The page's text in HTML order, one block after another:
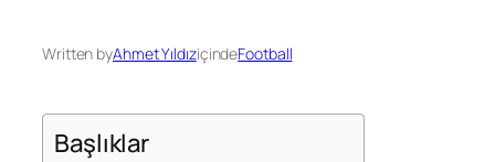
Written byAhmet YıldıziçindeFootball
Başlıklar